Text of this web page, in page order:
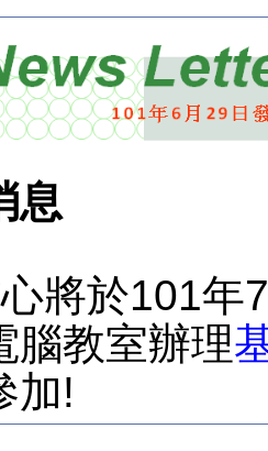
息
將於101年
腦教室辦理
加!